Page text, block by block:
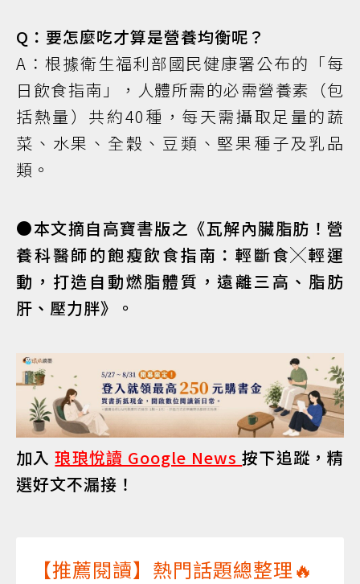
Q：要怎麼吃才算是營養均衡呢？
A：根據衛生福利部國民健康署公布的「每
日飲食指南」，人體所需的必需營養素（包
括熱量）共約40種，每天需攝取足量的蔬
菜、水果、全穀、豆類、堅果種子及乳品
類。
●本文摘自高寶書版之《瓦解內臟脂肪！營
養科醫師的飽瘦飲食指南：輕斷食╳輕運
動，打造自動燃脂體質，遠離三高、脂肪
肝、壓力胖》。
加入琅琅悅讀 Google News按下追蹤，精
選好文不漏接！
【推薦閱讀】熱門話題總整理🔥